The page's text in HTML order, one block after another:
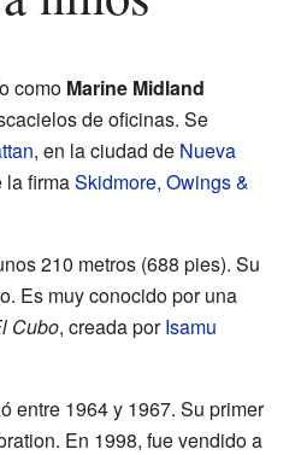
como Marine Midland
de oficinas. Se
, en la ciudad de Nueva
firmaSkidmore, Owings &
210 metros (688 pies). Su
Es muy conocido por una
Cubo, creada porIsamu
entre 1964 y 1967. Su primer
En 1998, fue vendido a